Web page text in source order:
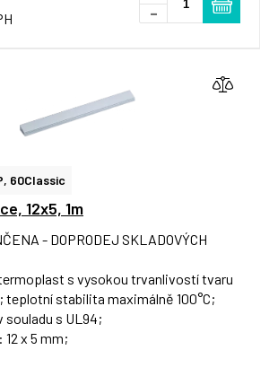
-
60Classic
12x5, 1m
- DOPRODEJ SKLADOVÝCH
s vysokou trvanlivostí tvaru
teplotní stabilita maximálně 100°C;
souladu s UL94;
x 5 mm;